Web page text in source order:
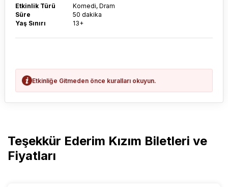
Etkinlik Türü
Komedi, Dram
Süre
50 dakika
Yaş Sınırı
13+
Etkinliğe Gitmeden önce kuralları okuyun.
Teşekkür Ederim Kızım Biletleri ve
Fiyatları